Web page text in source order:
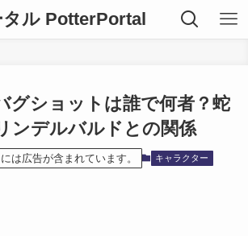
ル PotterPortal
グショットは誰で何者？蛇
ンデルバルドとの関係
は広告が含まれています。 キャラクター